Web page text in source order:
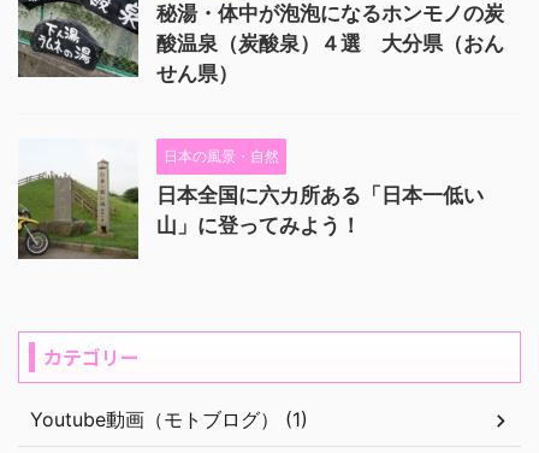
秘湯・体中が泡泡になるホンモノの炭
酸温泉（炭酸泉）４選 大分県（おん
せん県）
日本の風景・自然
日本全国に六カ所ある「日本一低い
山」に登ってみよう！
カテゴリー
Youtube動画（モトブログ） (1)